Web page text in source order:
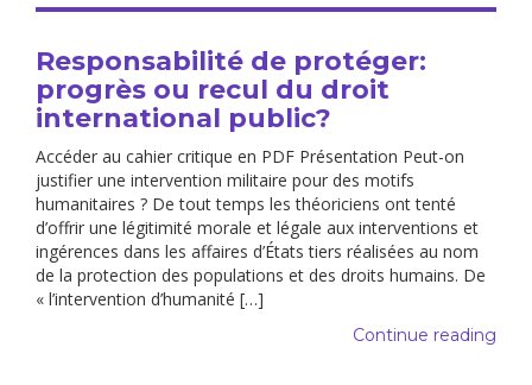
Responsabilité de protéger:
progrès ou recul du droit
international public?
Accéder au cahier critique en PDF Présentation Peut-on
justifier une intervention militaire pour des motifs
humanitaires ? De tout temps les théoriciens ont tenté
d’offrir une légitimité morale et légale aux interventions et
ingérences dans les affaires d’États tiers réalisées au nom
de la protection des populations et des droits humains. De
« l’intervention d’humanité […]
Continue reading